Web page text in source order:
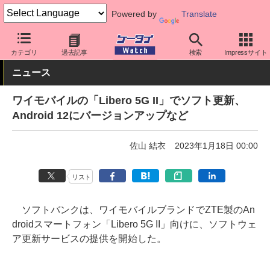
Powered by Translate
カテゴリ 過去記事 検索 Impressサイト
ケータイ Watch キャリア ワイモバイル ソフト更新
ニュース
ワイモバイルの「Libero 5G II」でソフト更新、
Android 12にバージョンアップなど
佐山 結衣 2023年1月18日 00:00
リスト
ソフトバンクは、ワイモバイルブランドでZTE製のAn
droidスマートフォン「Libero 5G II」向けに、ソフトウェ
ア更新サービスの提供を開始した。